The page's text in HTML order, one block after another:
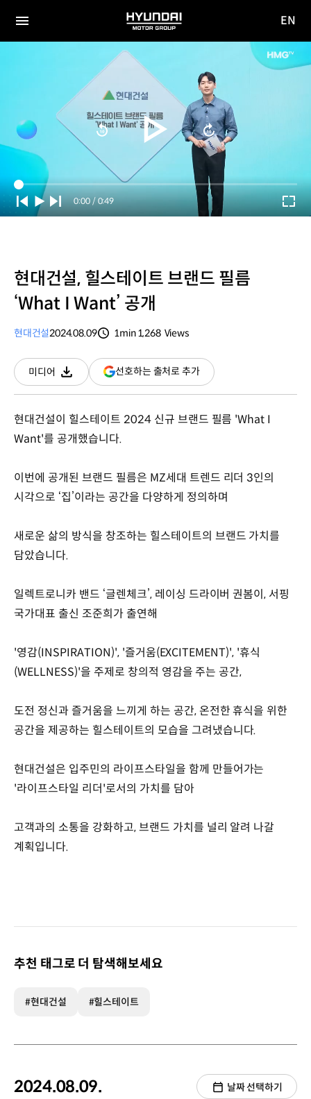
전체
HYUNDAI
MOTOR
GROUP
사이
이동
EN
Current
Time
0:00 / Duration
0:49
현대건설, 힐스테이트 브랜드 필름
‘What I Want’ 공개
현대건설2024.08.09
1min1,268 Views
미디어
다운로드
선호하는 출처로 추가(새
창
현대건설이 힐스테이트 2024 신규 브랜드 필름 'What I
Want'를 공개했습니다.
이번에 공개된 브랜드 필름은 MZ세대 트렌드 리더 3인의
시각으로 ‘집’이라는 공간을 다양하게 정의하며
새로운 삶의 방식을 창조하는 힐스테이트의 브랜드 가치를
담았습니다.
일렉트로니카 밴드 ‘글렌체크’, 레이싱 드라이버 권봄이, 서핑
국가대표 출신 조준희가 출연해
'영감(INSPIRATION)', '즐거움(EXCITEMENT)', '휴식
(WELLNESS)'을 주제로 창의적 영감을 주는 공간,
도전 정신과 즐거움을 느끼게 하는 공간, 온전한 휴식을 위한
공간을 제공하는 힐스테이트의 모습을 그려냈습니다.
현대건설은 입주민의 라이프스타일을 함께 만들어가는
'라이프스타일 리더'로서의 가치를 담아
고객과의 소통을 강화하고, 브랜드 가치를 널리 알려 나갈
계획입니다.
추천 태그로 더 탐색해보세요
#현대건설 #힐스테이트
2024.08.09. 날짜 선택하기